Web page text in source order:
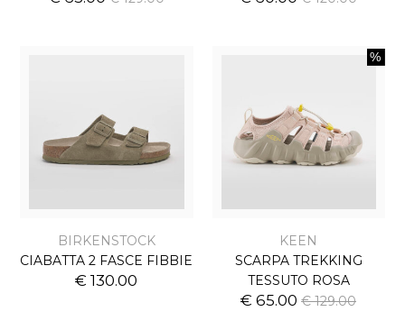
BIRKENSTOCK
CIABATTA 2 FASCE FIBBIE
€ 130.00
KEEN
SCARPA TREKKING
TESSUTO ROSA
€ 65.00€ 129.00